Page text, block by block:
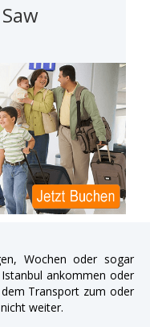
Wochen oder sogar
ankommen oder
Transport zum oder
weiter.